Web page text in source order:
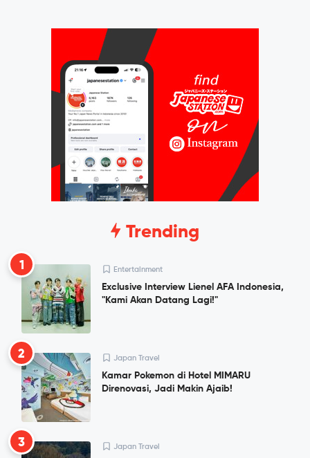
Trending
1 Entertainment
Exclusive Interview Lienel AFA Indonesia,
"Kami Akan Datang Lagi!"
2 Japan Travel
Kamar Pokemon di Hotel MIMARU
Direnovasi, Jadi Makin Ajaib!
3 Japan Travel